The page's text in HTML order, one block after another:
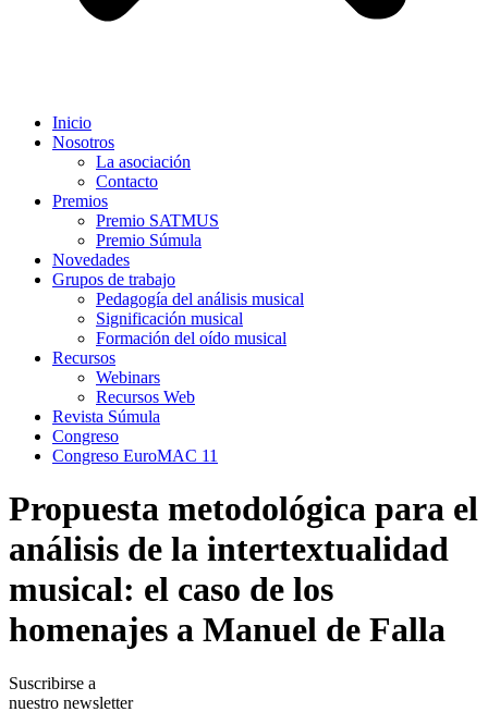
Inicio
Nosotros
La asociación
Contacto
Premios
Premio SATMUS
Premio Súmula
Novedades
Grupos de trabajo
Pedagogía del análisis musical
Significación musical
Formación del oído musical
Recursos
Webinars
Recursos Web
Revista Súmula
Congreso
Congreso EuroMAC 11
Propuesta metodológica para el
análisis de la intertextualidad
musical: el caso de los
homenajes a Manuel de Falla
Suscribirse a
nuestro newsletter